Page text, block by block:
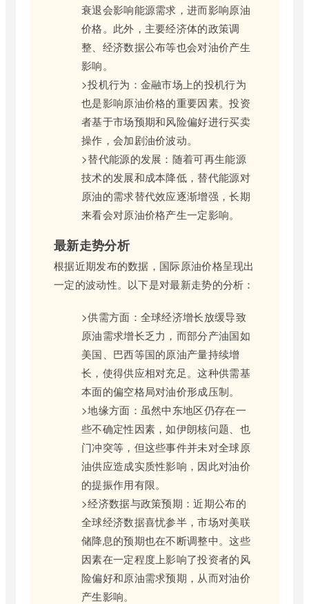
衰退会影响能源需求，进而影响原油
价格。此外，主要经济体的政策调
整、经济数据公布等也会对油价产生
影响。
>投机行为：金融市场上的投机行为
也是影响原油价格的重要因素。投资
者基于市场预期和风险偏好进行买卖
操作，会加剧油价波动。
>替代能源的发展：随着可再生能源
技术的发展和成本降低，替代能源对
原油的需求替代效应逐渐增强，长期
来看会对原油价格产生一定影响。
最新走势分析
根据近期发布的数据，国际原油价格呈现出
一定的波动性。以下是对最新走势的分析：
>供需方面：全球经济增长放缓导致
原油需求增长乏力，而部分产油国如
美国、巴西等国的原油产量持续增
长，使得供应相对充足。这种供需基
本面的偏空格局对油价形成压制。
>地缘方面：虽然中东地区仍存在一
些不确定性因素，如伊朗核问题、也
门冲突等，但这些事件并未对全球原
油供应造成实质性影响，因此对油价
的提振作用有限。
>经济数据与政策预期：近期公布的
全球经济数据喜忧参半，市场对美联
储降息的预期也在不断调整中。这些
因素在一定程度上影响了投资者的风
险偏好和原油需求预期，从而对油价
产生影响。